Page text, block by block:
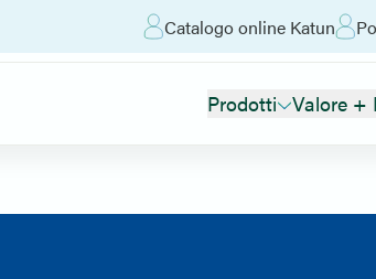
Catalogo online Katun
Prodotti Valore +